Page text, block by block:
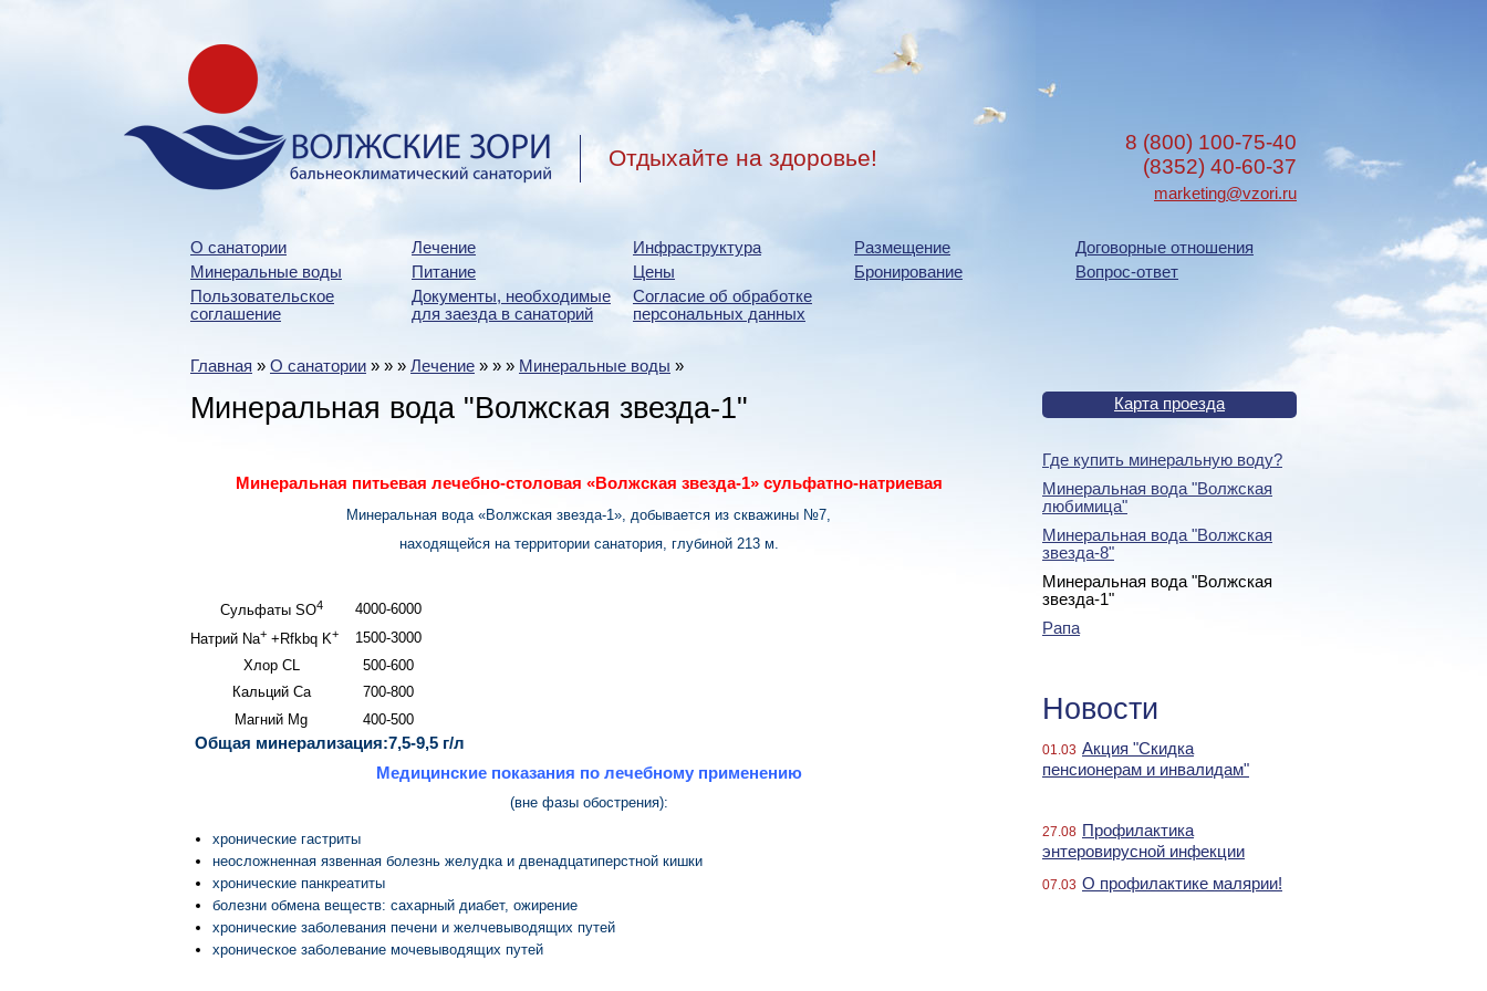
Отдыхайте на здоровье!
8 (800) 100-75-40
(8352) 40-60-37
marketing@vzori.ru
О санатории Лечение Инфраструктура Размещение
Договорные отношения
Минеральные воды
Питание Цены Бронирование
Вопрос-ответ
Пользовательское
соглашение
Документы, необходимые
для заезда в санаторий
Согласие об обработке
персональных данных
Главная » О санатории » » » Лечение » » » Минеральные воды »
Минеральная вода "Волжская звезда-1"
Минеральная питьевая лечебно-столовая «Волжская звезда-1» сульфатно-натриевая
Минеральная вода «Волжская звезда-1», добывается из скважины №7,
находящейся на территории санатория, глубиной 213 м.
Сульфаты SO4
4000-6000
Натрий Na+ +Rfkbq K+
1500-3000
Хлор CL
500-600
Кальций Ca
700-800
Магний Mg
400-500
Общая минерализация:7,5-9,5 г/л
Медицинские показания по лечебномуприменению
(вне фазы обострения):
хронические гастриты
неосложненная язвенная болезнь желудка и двенадцатиперстной кишки
хронические панкреатиты
болезни обмена веществ: сахарный диабет, ожирение
хронические заболевания печени и желчевыводящих путей
хроническое заболевание мочевыводящих путей
Карта проезда
Где купить минеральную воду?
Минеральная вода "Волжская
любимица"
Минеральная вода "Волжская
звезда-8"
Минеральная вода "Волжская
звезда-1"
Рапа
Новости
01.03 Акция "Скидка
пенсионерам и инвалидам"
27.08 Профилактика
энтеровирусной инфекции
07.03 О профилактике малярии!